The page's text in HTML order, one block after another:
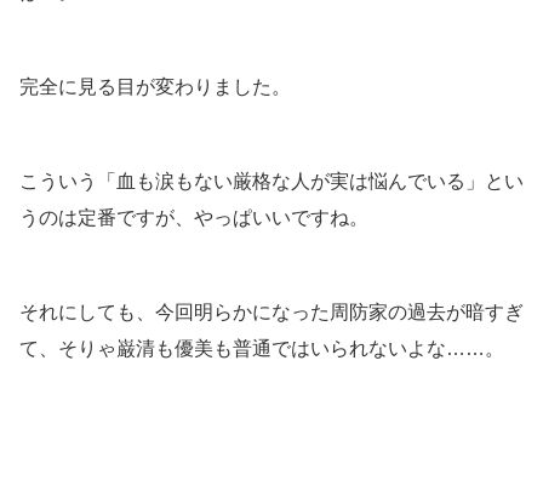
完全に見る目が変わりました。
こういう「血も涙もない厳格な人が実は悩んでいる」とい
うのは定番ですが、やっぱいいですね。
それにしても、今回明らかになった周防家の過去が暗すぎ
て、そりゃ巌清も優美も普通ではいられないよな……。